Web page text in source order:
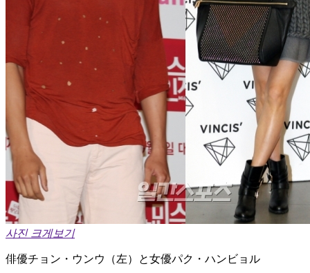
사진 크게보기
俳優チョン・ウンウ（左）と女優パク・ハンビョル